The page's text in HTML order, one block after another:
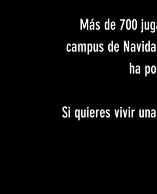
Más de 700
campus de
ha
Si quieres vivir